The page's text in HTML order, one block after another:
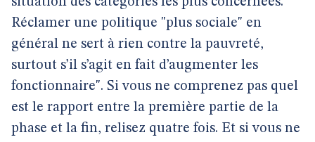
Réclamer une politique "plus sociale" en
général ne sert à rien contre la pauvreté,
surtout s’il s’agit en fait d’augmenter les
fonctionnaire". Si vous ne comprenez pas quel
est le rapport entre la première partie de la
phase et la fin, relisez quatre fois. Et si vous ne